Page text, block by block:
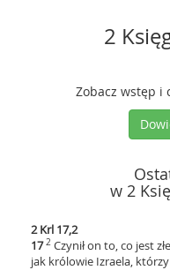
2
Zobacz wstęp i
w 2
2 Krl 17,2
172 Czynił on to, co jest
jak królowie Izraela,